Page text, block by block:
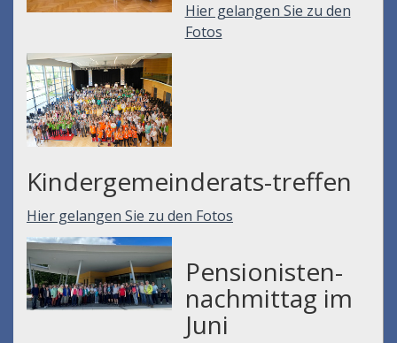
Hier gelangen Sie zu den
Fotos
Kindergemeinderats-treffen
Hier gelangen Sie zu den Fotos
Pensionisten-
nachmittag im
Juni